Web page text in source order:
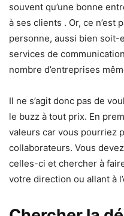
souvent qu’une bonne
à ses clients . Or, ce n’est
personne, aussi bien
services de
nombre d’entreprises
Il ne s’agit donc pas de
le buzz à tout prix. En
valeurs car vous pourriez
collaborateurs. Vous
celles-ci et chercher à
votre direction ou allant à